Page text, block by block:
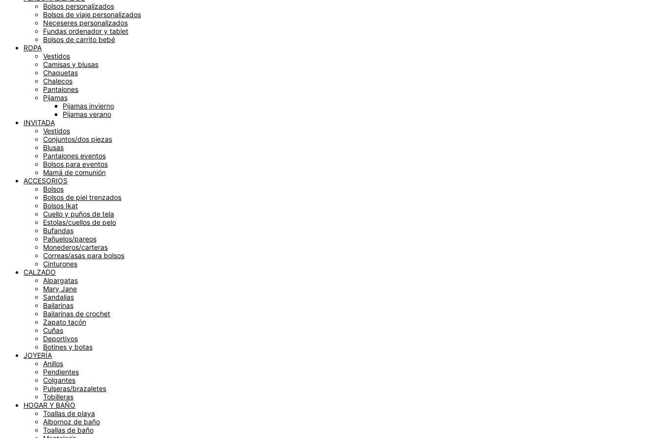
Bolsos personalizados
Bolsos de viaje personalizados
Neceseres personalizados
Fundas ordenador y tablet
Bolsos de carrito bebé
ROPA
Vestidos
Camisas y blusas
Chaquetas
Chalecos
Pantalones
Pijamas
Pijamas invierno
Pijamas verano
INVITADA
Vestidos
Conjuntos/dos piezas
Blusas
Pantalones eventos
Bolsos para eventos
Mamá de comunión
ACCESORIOS
Bolsos
Bolsos de piel trenzados
Bolsos Ikat
Cuello y puños de tela
Estolas/cuellos de pelo
Bufandas
Pañuelos/pareos
Monederos/carteras
Correas/asas para bolsos
Cinturones
CALZADO
Alpargatas
Mary Jane
Sandalias
Bailarinas
Bailarinas de crochet
Zapato tacón
Cuñas
Deportivos
Botines y botas
JOYERÍA
Anillos
Pendientes
Colgantes
Pulseras/brazaletes
Tobilleras
HOGAR Y BAÑO
Toallas de playa
Albornoz de baño
Toallas de baño